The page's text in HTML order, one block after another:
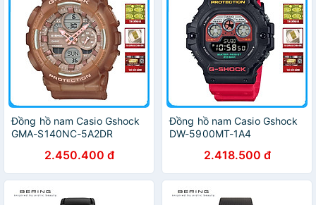
Đồng hồ nam Casio Gshock
GMA-S140NC-5A2DR
2.450.400 đ
Đồng hồ nam Casio Gshock
DW-5900MT-1A4
2.418.500 đ